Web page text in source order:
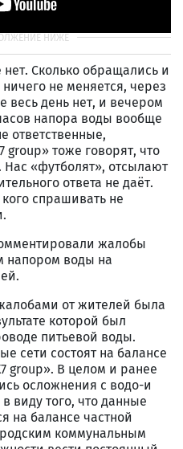
Сколько обращались и
не меняется, через
весь день нет, и вечером
напора воды вообще
ответственные,
group» тоже говорят, что
Нас «футболят», отсылают
ответа не даёт.
спрашивать не
жалобы
напором воды на
от жителей была
которой был
питьевой воды.
сети состоят на балансе
group». В целом и ранее
осложнения с водо-и
виду того, что данные
на балансе частной
коммунальным